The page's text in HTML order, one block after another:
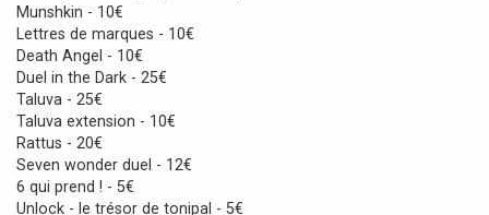
Munshkin - 10€
Lettres de marques - 10€
Death Angel - 10€
Duel in the Dark - 25€
Taluva - 25€
Taluva extension - 10€
Rattus - 20€
Seven wonder duel - 12€
6 qui prend ! - 5€
Unlock - le trésor de tonipal - 5€